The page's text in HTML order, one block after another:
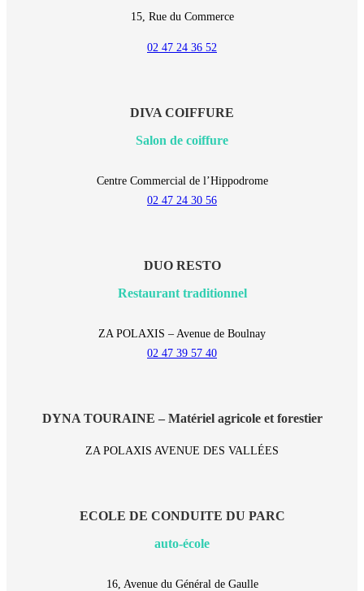
15, Rue du Commerce
02 47 24 36 52
DIVA COIFFURE
Salon de coiffure
Centre Commercial de l’Hippodrome
02 47 24 30 56
DUO RESTO
Restaurant traditionnel
ZA POLAXIS – Avenue de Boulnay
02 47 39 57 40
DYNA TOURAINE – Matériel agricole et forestier
ZA POLAXIS AVENUE DES VALLÉES
ECOLE DE CONDUITE DU PARC
auto-école
16, Avenue du Général de Gaulle